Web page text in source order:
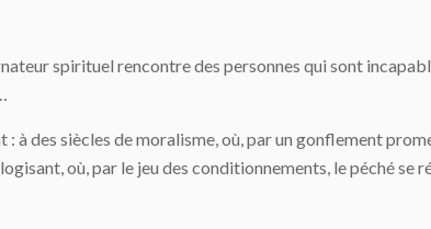
spirituel rencontre des personnes qui sont
à des siècles de moralisme, où, par un gonflement
où, par le jeu des conditionnements, le péché se